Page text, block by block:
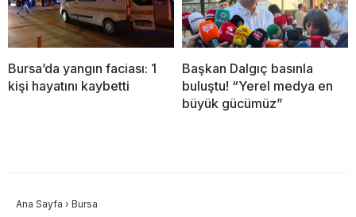
Bursa’da yangın faciası: 1
kişi hayatını kaybetti
Başkan Dalgıç basınla
buluştu! “Yerel medya en
büyük gücümüz”
Ana Sayfa › Bursa